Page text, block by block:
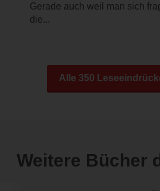
Gerade auch weil man sich
die...
Alle 350
Weitere Bücher